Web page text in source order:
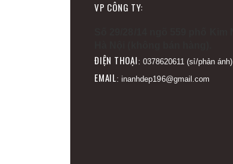
VP CÔNG TY:
ĐIỆN THOẠI : 0378620611 (sỉ/phản ánh)
EMAIL: inanhdep196@gmail.com